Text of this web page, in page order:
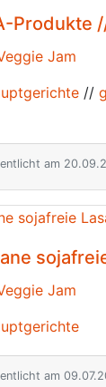
Produkte
Jam
//
am
Jam
am